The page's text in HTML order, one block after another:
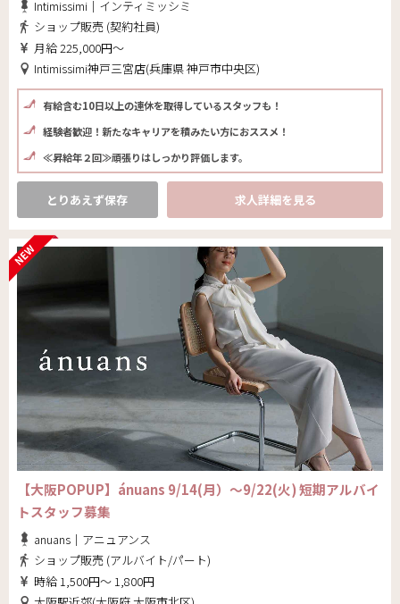
Intimissimi｜インティミッシミ
ショップ販売 (契約社員)
月給 225,000円～
Intimissimi神戸三宮店(兵庫県 神戸市中央区)
有給含む10日以上の連休を取得しているスタッフも！
経験者歓迎！新たなキャリアを積みたい方におススメ！
≪昇給年２回≫頑張りはしっかり評価します。
とりあえず保存 求人詳細を見る
【大阪POPUP】ánuans 9/14(月）～9/22(火) 短期アルバイ
トスタッフ募集
anuans｜アニュアンス
ショップ販売 (アルバイト/パート)
時給 1,500円～ 1,800円